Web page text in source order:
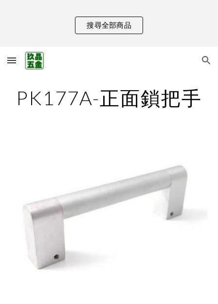
Skip to main content
搜尋全部商品
PK177A-正面鎖把手